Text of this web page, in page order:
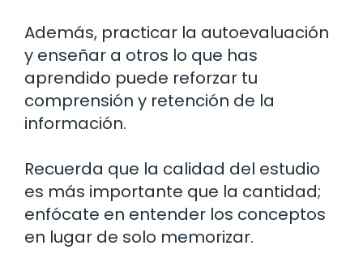
Además, practicar la autoevaluación
y enseñar a otros lo que has
aprendido puede reforzar tu
comprensión y retención de la
información.
Recuerda que la calidad del estudio
es más importante que la cantidad;
enfócate en entender los conceptos
en lugar de solo memorizar.